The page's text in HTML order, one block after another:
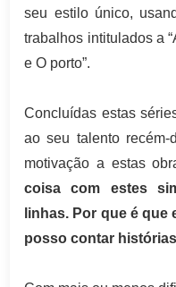
seu estilo único,
trabalhos intitulados a
e O porto”.
Concluídas estas
ao seu talento recém-
motivação a estas
coisa com estes
linhas. Por que é
posso contar